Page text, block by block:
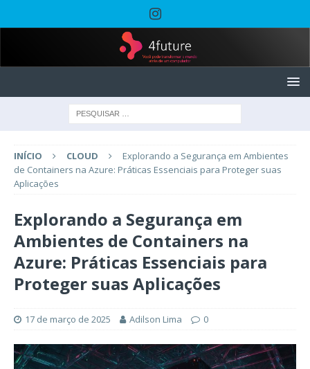
INÍCIO CLOUD
Explorando a Segurança em Ambientes
de Containers na Azure: Práticas Essenciais para Proteger suas
Aplicações
Explorando a Segurança em
Ambientes de Containers na
Azure: Práticas Essenciais para
Proteger suas Aplicações
17 de março de 2025 Adilson Lima 0